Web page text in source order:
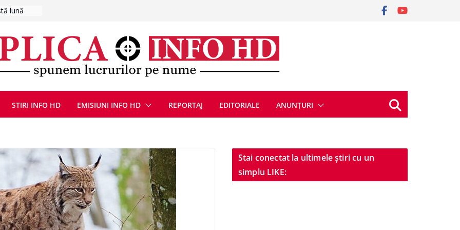
de
2026
cu un
a
Bărbat
un
ies la
această
STIRI INFO HD EMISIUNI INFO HD REPORTAJ EDITORIALE ANUNȚURI
Stai conectat la ultimele știri cu un
simplu LIKE: